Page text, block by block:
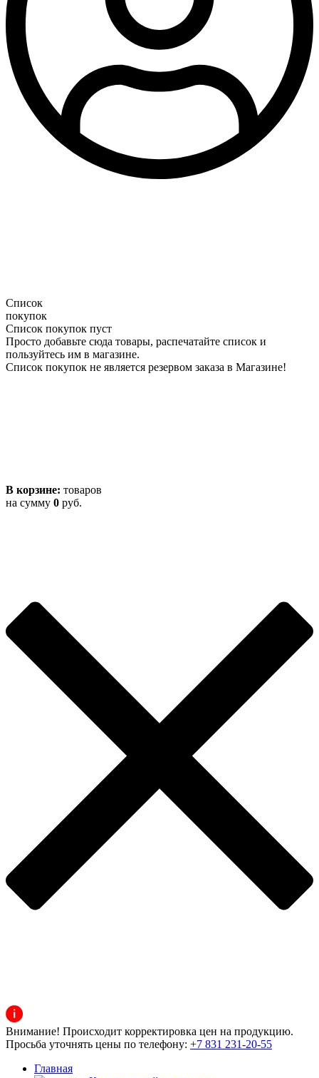
Список
покупок
Список покупок пуст
Просто добавьте сюда товары, распечатайте список и
пользуйтесь им в магазине.
Список покупок не является резервом заказа в Магазине!
В корзине: товаров
на сумму 0 руб.
Внимание! Происходит корректировка цен на продукцию.
Просьба уточнять цены по телефону: +7 831 231-20-55
Главная